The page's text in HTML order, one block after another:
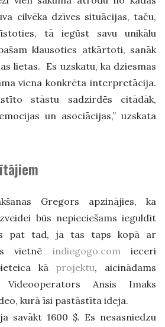
cilvēka dzīves situācijas, taču,
tā iegūst savu unikālu
klausoties atkārtoti, sanāk
lietas. Es uzskatu, ka dziesmas
viena konkrēta interpretācija.
stāstu sadzirdēs citādāk,
un asociācijas,” uzskata
Gregors apzinājies, ka
būs nepieciešams ieguldīt
pat tad, ja tas taps kopā ar
vietnē indiegogo.comieceri
kā projektu, aicinādams
Videooperators Ansis Imaks
kurā īsi pastāstīta ideja.
savākt 1600 $. Es nesasniedzu